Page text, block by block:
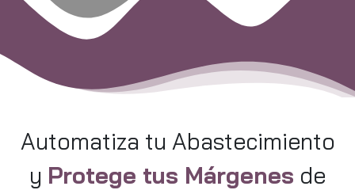
Automatiza tu Abastecimiento
y Protege tus Márgenes de